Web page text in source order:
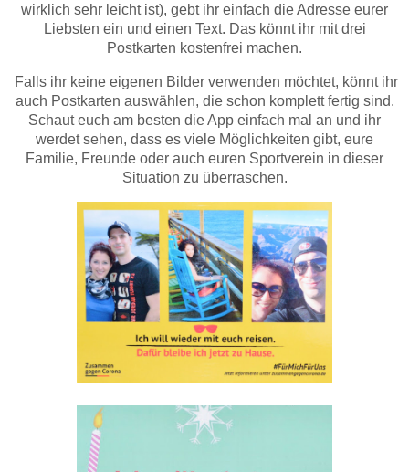
wirklich sehr leicht ist), gebt ihr einfach die Adresse eurer
Liebsten ein und einen Text. Das könnt ihr mit drei
Postkarten kostenfrei machen.
Falls ihr keine eigenen Bilder verwenden möchtet, könnt ihr
auch Postkarten auswählen, die schon komplett fertig sind.
Schaut euch am besten die App einfach mal an und ihr
werdet sehen, dass es viele Möglichkeiten gibt, eure
Familie, Freunde oder auch euren Sportverein in dieser
Situation zu überraschen.